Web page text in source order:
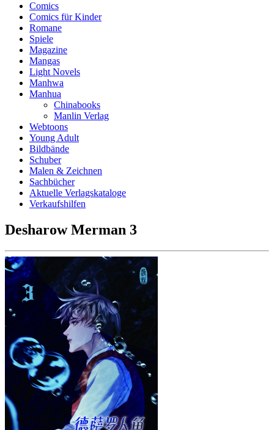
Comics
Comics für Kinder
Romane
Spiele
Magazine
Mangas
Light Novels
Manhwa
Manhua
Chinabooks
Manlin Verlag
Webtoons
Young Adult
Bildbände
Schuber
Malen & Zeichnen
Sachbücher
Aktuelle Verlagskataloge
Verkaufshilfen
Desharow Merman 3